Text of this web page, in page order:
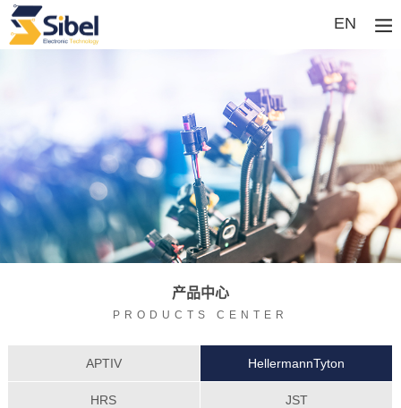
EN
产品中心
PRODUCTS CENTER
APTIV HellermannTyton
HRS JST